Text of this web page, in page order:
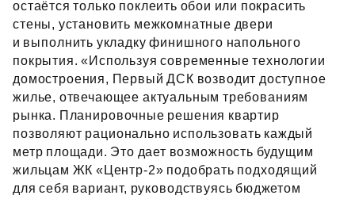
остаётся только поклеить обои или покрасить
стены, установить межкомнатные двери
и выполнить укладку финишного напольного
покрытия. «Используя современные технологии
домостроения, Первый ДСК возводит доступное
жилье, отвечающее актуальным требованиям
рынка. Планировочные решения квартир
позволяют рационально использовать каждый
метр площади. Это дает возможность будущим
жильцам ЖК «Центр‑2» подобрать подходящий
для себя вариант, руководствуясь бюджетом